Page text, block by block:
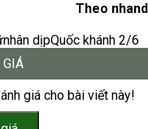
Theo
nhân dịpQuốc khánh 2/6
giá cho bài viết này!